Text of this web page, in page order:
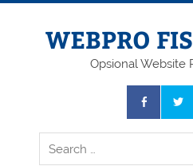
Skip
WEBPRO
Opsional Website